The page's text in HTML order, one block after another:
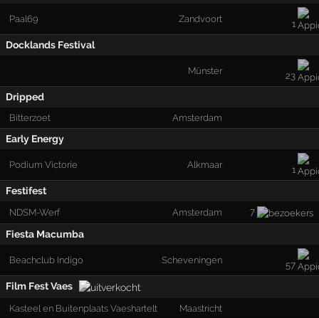
Paal69 Zandvoort 1
Docklands Festival
Münster 23
Dripped
Bitterzoet Amsterdam
Early Energy
Podium Victorie Alkmaar 1
Festifest
NDSM-Werf Amsterdam 7
Fiesta Macumba
Beachclub Indigo Scheveningen 57
Film Fest Vaes
Kasteel en Buitenplaats Vaeshartelt Maastricht